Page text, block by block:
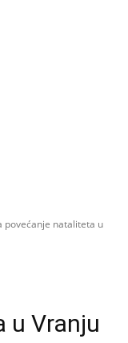
povećanje nataliteta u
u Vranju